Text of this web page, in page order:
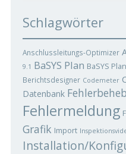
Schlagwörter
Anschlussleitungs-Optimizer
9.1 BaSYS Plan BaSYS
Berichtsdesigner Codemeter
Datenbank
Fehlermeldung
Grafik Import
Installation/